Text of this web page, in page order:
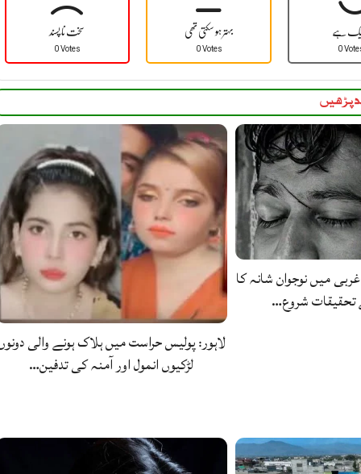
سخت نا پسند
0 Votes
بہتر ہو سکتی تھی
0 Votes
ہے
0
پڑھیں
میں نوجوان شانہ کا
تحقیقات شروع…
لاہور: پولیس حراست میں ہلاک ہونے والی
لڑکیوں انمول اور آمنہ کی تدفین…